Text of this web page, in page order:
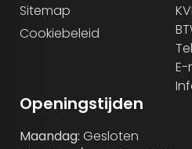
Sitemap
Cookiebeleid
E-
Openingstijden
Maandag: Gesloten